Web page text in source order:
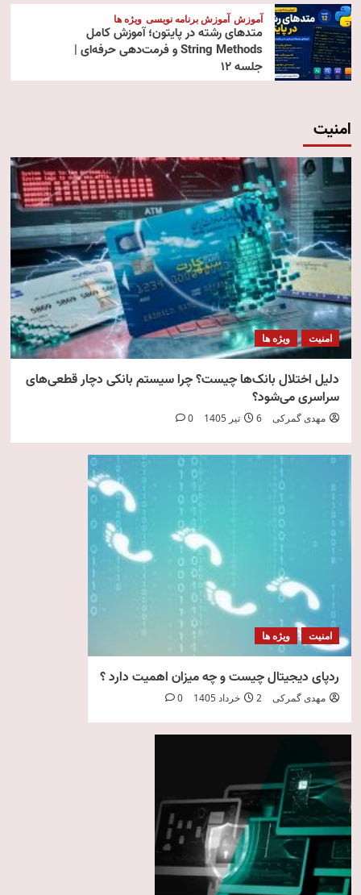
آموزش آموزش برنامه نویسی ویژه ها
متدهای رشته در پایتون؛ آموزش کامل
String Methods و فرمت‌دهی حرفه‌ای |
جلسه ۱۲
امنیت
امنیت ویژه ها
دلیل اختلال بانک‌ها چیست؟ چرا سیستم بانکی دچار قطعی‌های
سراسری می‌شود؟
مهدی گمرکی 6 تیر 1405 0
امنیت ویژه ها
ردپای دیجیتال چیست و چه میزان اهمیت دارد ؟
مهدی گمرکی 2 خرداد 1405 0